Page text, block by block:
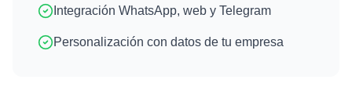
Integración WhatsApp, web y Telegram
Personalización con datos de tu empresa